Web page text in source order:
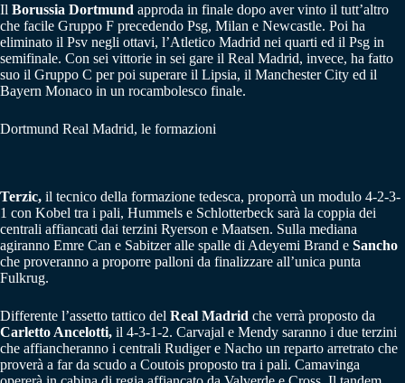
Il Borussia Dortmund approda in finale dopo aver vinto il tutt’altro
che facile Gruppo F precedendo Psg, Milan e Newcastle. Poi ha
eliminato il Psv negli ottavi, l’Atletico Madrid nei quarti ed il Psg in
semifinale. Con sei vittorie in sei gare il Real Madrid, invece, ha fatto
suo il Gruppo C per poi superare il Lipsia, il Manchester City ed il
Bayern Monaco in un rocambolesco finale.
Dortmund Real Madrid, le formazioni
Terzic, il tecnico della formazione tedesca, proporrà un modulo 4-2-3-
1 con Kobel tra i pali, Hummels e Schlotterbeck sarà la coppia dei
centrali affiancati dai terzini Ryerson e Maatsen. Sulla mediana
agiranno Emre Can e Sabitzer alle spalle di Adeyemi Brand e Sancho
che proveranno a proporre palloni da finalizzare all’unica punta
Fulkrug.
Differente l’assetto tattico del Real Madrid che verrà proposto da
Carletto Ancelotti, il 4-3-1-2. Carvajal e Mendy saranno i due terzini
che affiancheranno i centrali Rudiger e Nacho un reparto arretrato che
proverà a far da scudo a Coutois proposto tra i pali. Camavinga